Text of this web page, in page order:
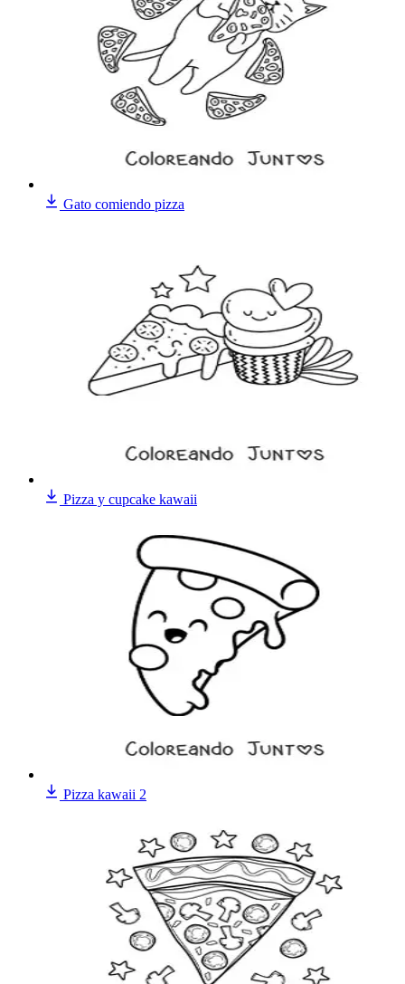
Gato comiendo pizza
Pizza y cupcake kawaii
Pizza kawaii 2